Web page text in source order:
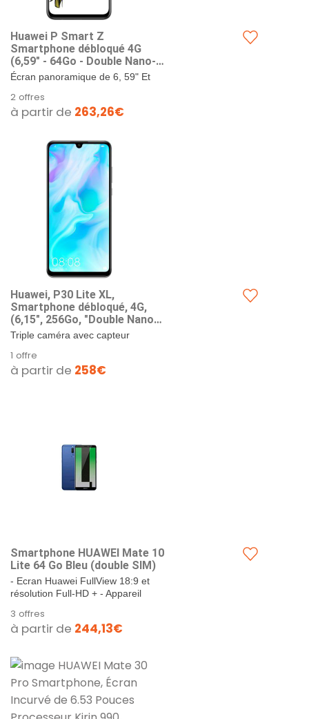
Huawei P Smart Z
Smartphone débloqué 4G
(6,59" - 64Go - Double Nano-
SIM - Android) Noir
Écran panoramique de 6, 59" Et
rétractable de 16MP. Double
caméra cotée...
2 offres
à partir de 263,26€
Huawei, P30 Lite XL,
Smartphone débloqué, 4G,
(6,15", 256Go, "Double Nano
SIM", Android 9) Breathing
Crystal
Triple caméra avec capteur
grand angle. Ecran Huawei
Dewdrop de 6,15" et résolution...
1 offre
à partir de 258€
Smartphone HUAWEI Mate 10
Lite 64 Go Bleu (double SIM)
- Ecran Huawei FullView 18:9 et
résolution Full-HD + - Appareil
objectif frontal -...
3 offres
à partir de 244,13€